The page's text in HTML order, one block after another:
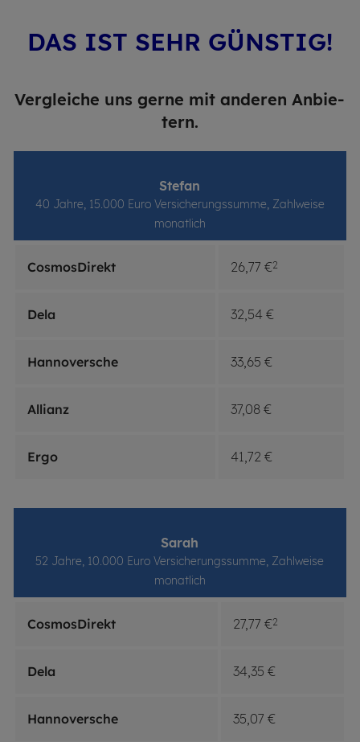
DAS IST SEHR GÜNS­TIG!
Ver­glei­che uns gerne mit an­de­ren An­bie­
tern.
Ste­fan
40 Jahre, 15.000 Euro Versicherungssumme, Zahlweise
monatlich
CosmosDirekt 26,77 €2
Dela 32,54 €
Hannoversche 33,65 €
Allianz 37,08 €
Ergo 41,72 €
Sarah
52 Jahre, 10.000 Euro Versicherungssumme, Zahlweise
monatlich
CosmosDirekt 27,77 €2
Dela 34,35 €
Hannoversche 35,07 €